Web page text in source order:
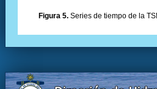
Figura 5. Series de tiempo de la